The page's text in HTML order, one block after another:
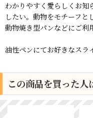
わかりやすく愛らしくお知
したい。動物をモチーフと
動物焼き型パンなどにご利
油性ペンにてお好きなスラ
この商品を買った